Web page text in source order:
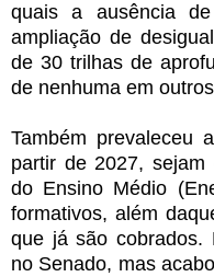
quais a ausência
ampliação de
de 30 trilhas de
de nenhuma em
Também prevaleceu
partir de 2027, sejam
do Ensino Médio
formativos, além
que já são cobrados.
no Senado, mas